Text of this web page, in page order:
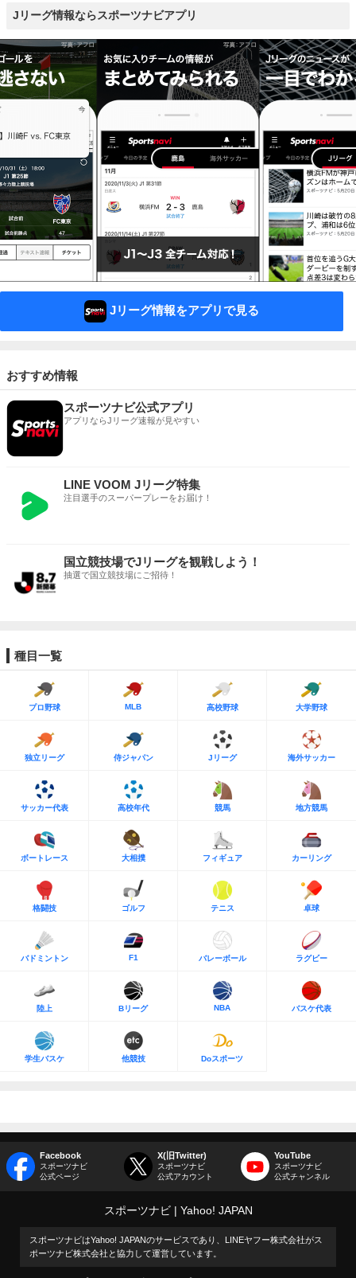
Jリーグ情報ならスポーツナビアプリ
Jリーグ情報をアプリで見る
おすすめ情報
スポーツナビ公式アプリ
アプリならJリーグ速報が見やすい
LINE VOOM Jリーグ特集
注目選手のスーパープレーをお届け！
国立競技場でJリーグを観戦しよう！
抽選で国立競技場にご招待！
種目一覧
プロ野球 MLB 高校野球 大学野球
独立リーグ 侍ジャパン Jリーグ 海外サッカー
サッカー代表 高校年代 競馬 地方競馬
ボートレース 大相撲 フィギュア カーリング
格闘技 ゴルフ テニス 卓球
バドミントン F1 バレーボール ラグビー
陸上 Bリーグ NBA バスケ代表
学生バスケ 他競技 Doスポーツ
Facebook
スポーツナビ
公式ページ
X(旧Twitter)
スポーツナビ
公式アカウント
YouTube
スポーツナビ
公式チャンネル
スポーツナビ Yahoo! JAPAN
スポーツナビはYahoo! JAPANのサービスであり、LINEヤフー株式会社がス
ポーツナビ株式会社と協力して運営しています。